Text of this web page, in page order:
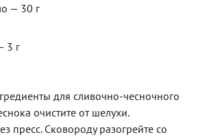
— 30 г
3 г
для сливочно-чесночного
очистите от шелухи.
пресс. Сковороду разогрейте со